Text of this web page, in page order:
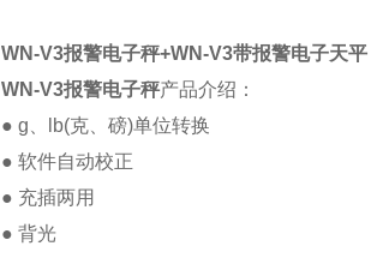
WN-V3报警电子秤+WN-V3带报警电子天平
WN-V3报警电子秤产品介绍：
● g、lb(克、磅)单位转换
● 软件自动校正
● 充插两用
● 背光